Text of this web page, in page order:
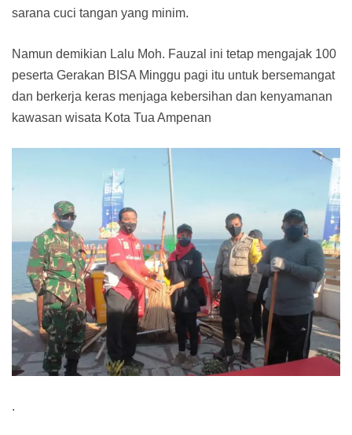
sarana cuci tangan yang minim.
Namun demikian Lalu Moh. Fauzal ini tetap mengajak 100
peserta Gerakan BISA Minggu pagi itu untuk bersemangat
dan berkerja keras menjaga kebersihan dan kenyamanan
kawasan wisata Kota Tua Ampenan
.